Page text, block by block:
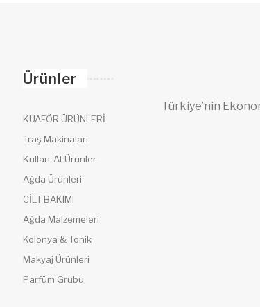
Ürünler
KUAFÖR ÜRÜNLERİ
Traş Makinaları
Kullan-At Ürünler
Ağda Ürünleri
CİLT BAKIMI
Ağda Malzemeleri
Kolonya & Tonik
Makyaj Ürünleri
Parfüm Grubu
Türkiye’nin